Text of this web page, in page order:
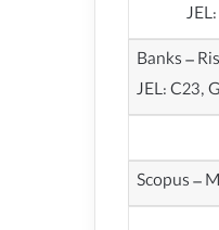
Banks –
JEL: C23,
Scopus –